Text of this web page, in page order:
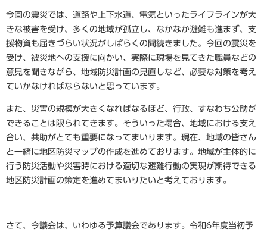
今回の震災では、道路や上下水道、電気といったライフラインが大
きな被害を受け、多くの地域が孤立し、なかなか避難も進まず、支
援物資も届きづらい状況がしばらくの間続きました。今回の震災を
受け、被災地への支援に向かい、実際に現場を見てきた職員などの
意見を聞きながら、地域防災計画の見直しなど、必要な対策を考え
ていかなければならないと思っています。
また、災害の規模が大きくなればなるほど、行政、すなわち公助が
できることは限られてきます。そういった場合、地域における支え
合い、共助がとても重要になってまいります。現在、地域の皆さん
と一緒に地区防災マップの作成を進めております。地域が主体的に
行う防災活動や災害時における適切な避難行動の実現が期待できる
地区防災計画の策定を進めてまいりたいと考えております。
さて、今議会は、いわゆる予算議会であります。令和6年度当初予